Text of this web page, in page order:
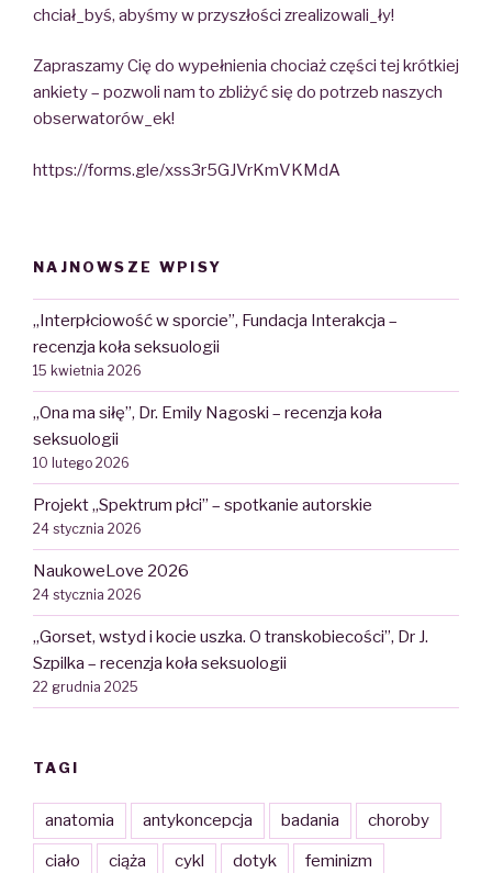
chciał_byś, abyśmy w przyszłości zrealizowali_ły!
Zapraszamy Cię do wypełnienia chociaż części tej krótkiej
ankiety – pozwoli nam to zbliżyć się do potrzeb naszych
obserwatorów_ek!
https://forms.gle/xss3r5GJVrKmVKMdA
NAJNOWSZE WPISY
„Interpłciowość w sporcie”, Fundacja Interakcja –
recenzja koła seksuologii
15 kwietnia 2026
„Ona ma siłę”, Dr. Emily Nagoski – recenzja koła
seksuologii
10 lutego 2026
Projekt „Spektrum płci” – spotkanie autorskie
24 stycznia 2026
NaukoweLove 2026
24 stycznia 2026
„Gorset, wstyd i kocie uszka. O transkobiecości”, Dr J.
Szpilka – recenzja koła seksuologii
22 grudnia 2025
TAGI
anatomia antykoncepcja badania choroby
ciało ciąża cykl dotyk feminizm